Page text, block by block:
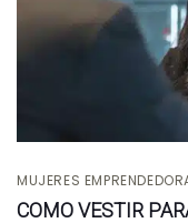
MUJERES
COMO VESTIR